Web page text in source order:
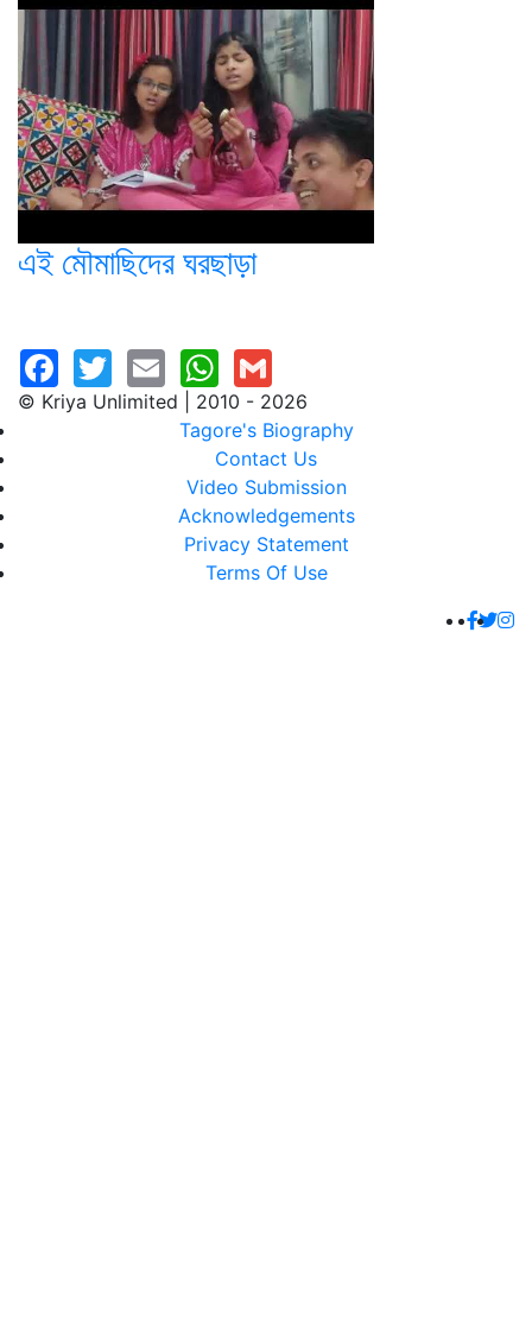
এই মৌমাছিদের ঘরছাড়া
© Kriya Unlimited | 2010 - 2026
Tagore's Biography
Contact Us
Video Submission
Acknowledgements
Privacy Statement
Terms Of Use